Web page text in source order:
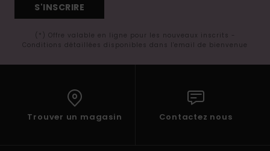
S'INSCRIRE
(*) Offre valable en ligne pour les nouveaux inscrits -
Conditions détaillées disponibles dans l'email de bienvenue
Trouver un magasin Contactez nous